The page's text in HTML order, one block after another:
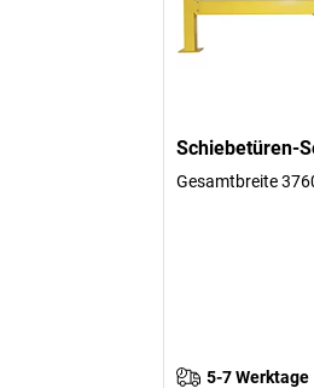
Schiebetüren-
Gesamtbreite
5-7 Werktage